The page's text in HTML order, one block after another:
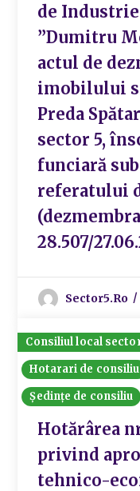
de
”Dumitru
actul de
imobilului
Preda
sector 5,
funciară
referatului
28.507/
Sector5.ro
Consiliul local
Hotarari de consiliu
Ședințe de consiliu
Hotărârea
privind
tehnico-